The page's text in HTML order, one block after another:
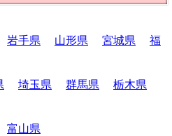
岩手県 山形県 宮城県
福
埼玉県 群馬県
栃木県
富山県